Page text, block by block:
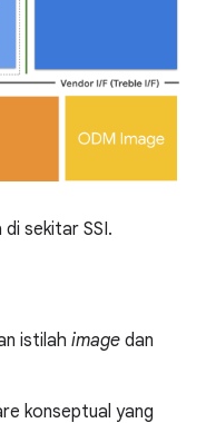
sekitar SSI.
istilah image dan
konseptual yang